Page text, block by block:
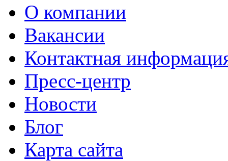
О компании
Вакансии
Контактная
Пресс-центр
Новости
Блог
Карта сайта